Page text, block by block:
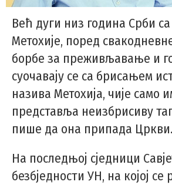
Већ дуги низ година Срби
Метохије, поред
борбе за преживљавање и
суочавају се са брисањем
назива Метохија, чије само
представља неизбрисиву
пише да она припада Цркви.
На последњој сједници
безбједности УН, на којој